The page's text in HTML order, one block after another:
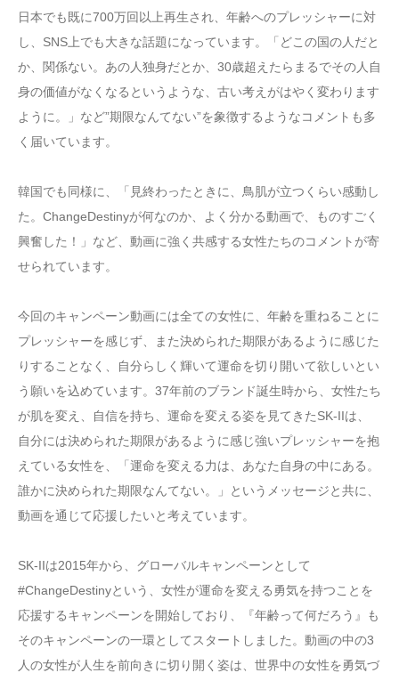
日本でも既に700万回以上再生され、年齢へのプレッシャーに対
し、SNS上でも大きな話題になっています。「どこの国の人だと
か、関係ない。あの人独身だとか、30歳超えたらまるでその人自
身の価値がなくなるというような、古い考えがはやく変わります
ように。」など”期限なんてない”を象徴するようなコメントも多
く届いています。
韓国でも同様に、「見終わったときに、鳥肌が立つくらい感動し
た。ChangeDestinyが何なのか、よく分かる動画で、ものすごく
興奮した！」など、動画に強く共感する女性たちのコメントが寄
せられています。
今回のキャンペーン動画には全ての女性に、年齢を重ねることに
プレッシャーを感じず、また決められた期限があるように感じた
りすることなく、自分らしく輝いて運命を切り開いて欲しいとい
う願いを込めています。37年前のブランド誕生時から、女性たち
が肌を変え、自信を持ち、運命を変える姿を見てきたSK-IIは、
自分には決められた期限があるように感じ強いプレッシャーを抱
えている女性を、「運命を変える力は、あなた自身の中にある。
誰かに決められた期限なんてない。」というメッセージと共に、
動画を通じて応援したいと考えています。
SK-IIは2015年から、グローバルキャンペーンとして
#ChangeDestinyという、女性が運命を変える勇気を持つことを
応援するキャンペーンを開始しており、『年齢って何だろう』も
そのキャンペーンの一環としてスタートしました。動画の中の3
人の女性が人生を前向きに切り開く姿は、世界中の女性を勇気づ